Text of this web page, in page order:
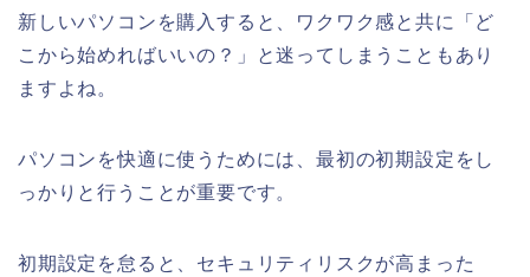
新しいパソコンを購入すると、ワクワク感と共に「ど
こから始めればいいの？」と迷ってしまうこともあり
ますよね。
パソコンを快適に使うためには、最初の初期設定をし
っかりと行うことが重要です。
初期設定を怠ると、セキュリティリスクが高まった